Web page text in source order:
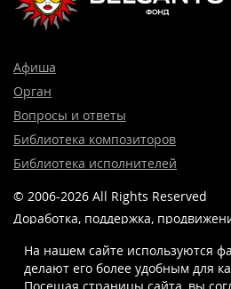
Афиша
Орган
Вопросы и ответы
Библиотека композиторов
Библиотека исполнителей
© 2006-2026 All Rights Reserved
Доработка, поддержка,
На нашем сайте используются
делают его более удобным для